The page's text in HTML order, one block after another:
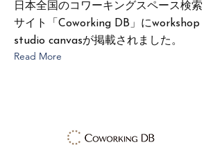
日本全国のコワーキングスペース検索
サイト「Coworking DB」にworkshop
studio canvasが掲載されました。
Read More